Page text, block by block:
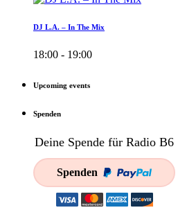
DJ L.A. – In The Mix
18:00 - 19:00
Upcoming events
Spenden
Deine Spende für Radio B6
Spenden